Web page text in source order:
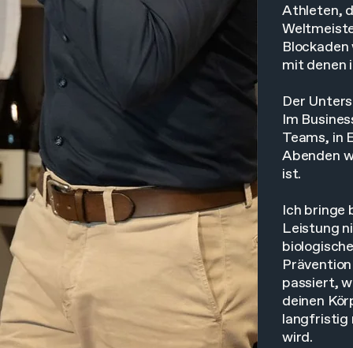
Athleten,
mit denen
Der
Im
Teams, in
Abenden
ist.
Ich bringe
Leistung
passiert,
deinen
langfristig
wird.